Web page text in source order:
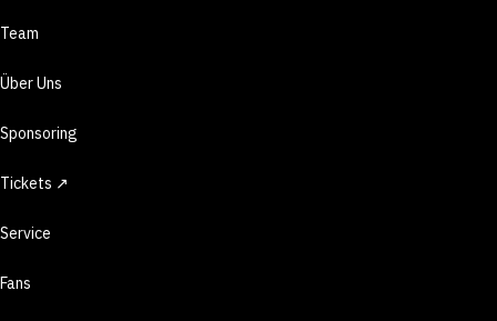
Team
Über Uns
Sponsoring
Tickets ↗
Service
Fans